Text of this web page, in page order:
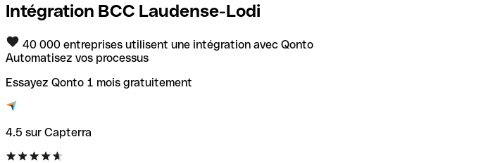
Intégration BCC Laudense-Lodi
40 000 entreprises utilisent une intégration avec Qonto
Automatisez vos processus
Essayez Qonto 1 mois gratuitement
4.5 sur Capterra